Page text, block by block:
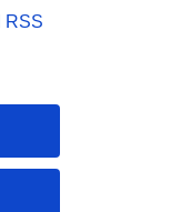
RSS